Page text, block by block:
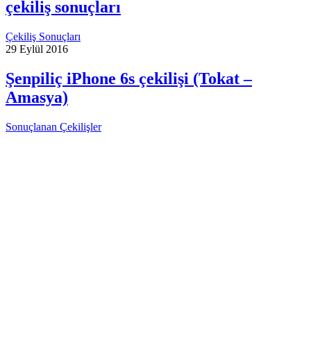
çekiliş sonuçları
Çekiliş Sonuçları
29 Eylül 2016
Şenpiliç iPhone 6s çekilişi (Tokat –
Amasya)
Sonuçlanan Çekilişler